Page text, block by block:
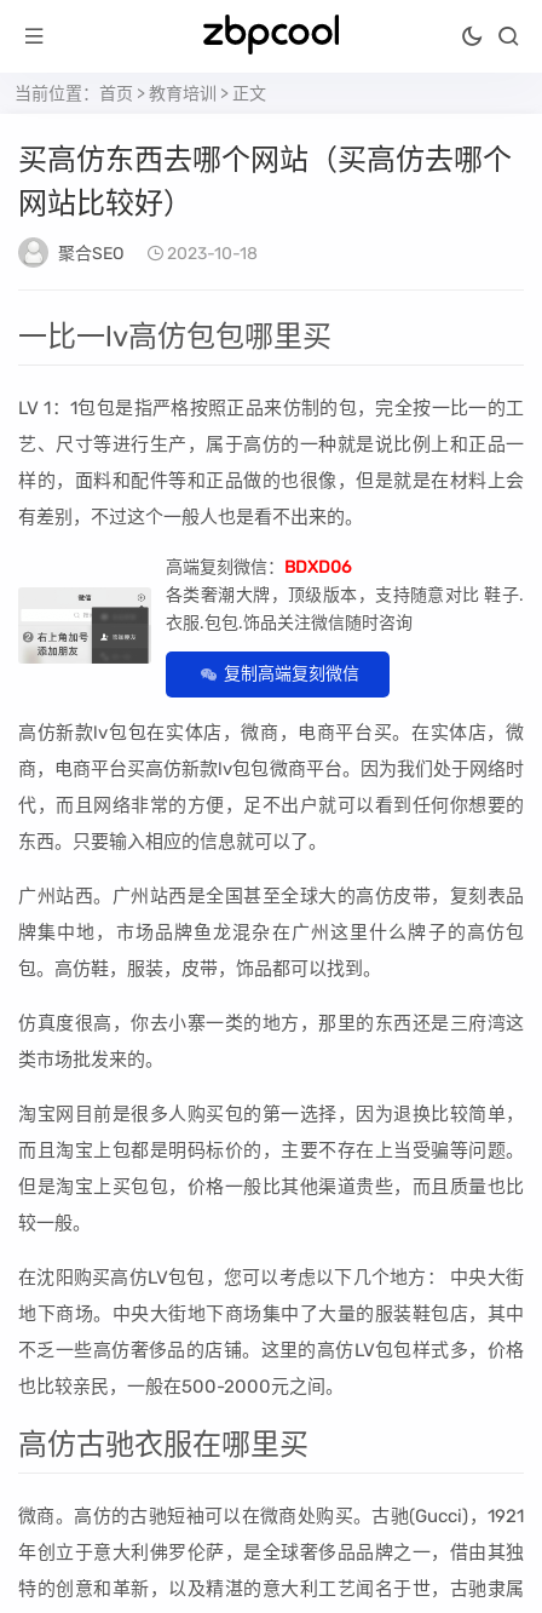
当前位置： 首页 >教育培训 > 正文
买高仿东西去哪个网站（买高仿去哪个
网站比较好）
聚合SEO 2023-10-18
一比一lv高仿包包哪里买
LV 1：1包包是指严格按照正品来仿制的包，完全按一比一的工
艺、尺寸等进行生产，属于高仿的一种就是说比例上和正品一
样的，面料和配件等和正品做的也很像，但是就是在材料上会
有差别，不过这个一般人也是看不出来的。
高端复刻微信： BDXD06
各类奢潮大牌，顶级版本，支持随意对比 鞋子.
衣服.包包.饰品关注微信随时咨询
复制高端复刻微信
高仿新款lv包包在实体店，微商，电商平台买。在实体店，微
商，电商平台买高仿新款lv包包微商平台。因为我们处于网络时
代，而且网络非常的方便，足不出户就可以看到任何你想要的
东西。只要输入相应的信息就可以了。
广州站西。广州站西是全国甚至全球大的高仿皮带，复刻表品
牌集中地，市场品牌鱼龙混杂在广州这里什么牌子的高仿包
包。高仿鞋，服装，皮带，饰品都可以找到。
仿真度很高，你去小寨一类的地方，那里的东西还是三府湾这
类市场批发来的。
淘宝网目前是很多人购买包的第一选择，因为退换比较简单，
而且淘宝上包都是明码标价的，主要不存在上当受骗等问题。
但是淘宝上买包包，价格一般比其他渠道贵些，而且质量也比
较一般。
在沈阳购买高仿LV包包，您可以考虑以下几个地方： 中央大街
地下商场。中央大街地下商场集中了大量的服装鞋包店，其中
不乏一些高仿奢侈品的店铺。这里的高仿LV包包样式多，价格
也比较亲民，一般在500-2000元之间。
高仿古驰衣服在哪里买
微商。高仿的古驰短袖可以在微商处购买。古驰(Gucci)，1921
年创立于意大利佛罗伦萨，是全球奢侈品品牌之一，借由其独
特的创意和革新，以及精湛的意大利工艺闻名于世，古驰隶属